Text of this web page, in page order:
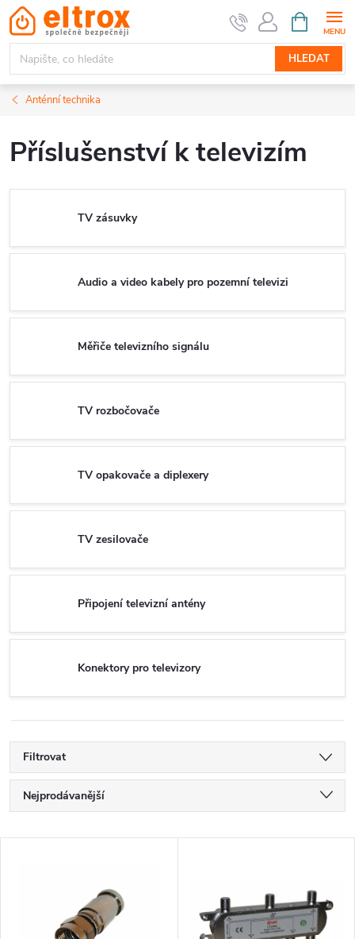
Přejít
na
obsah
HLEDAT
NÁKUPNÍ
KOŠÍK
Anténní technika
Příslušenství k televizím
TV zásuvky
Audio a video kabely pro pozemní televizi
Měřiče televizního signálu
TV rozbočovače
TV opakovače a diplexery
TV zesilovače
Připojení televizní antény
Konektory pro televizory
Filtrovat
Ř
a
Nejprodávanější